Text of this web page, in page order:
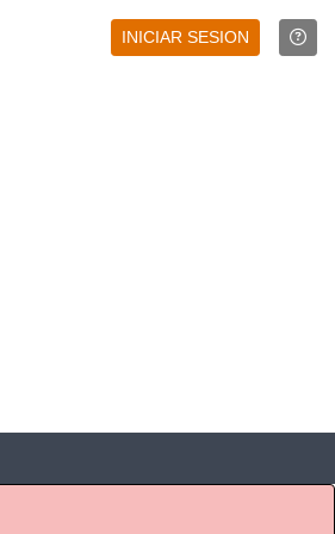
INICIAR SESION